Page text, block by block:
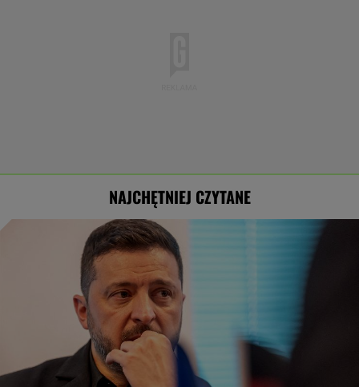
NAJCHĘTNIEJ CZYTANE